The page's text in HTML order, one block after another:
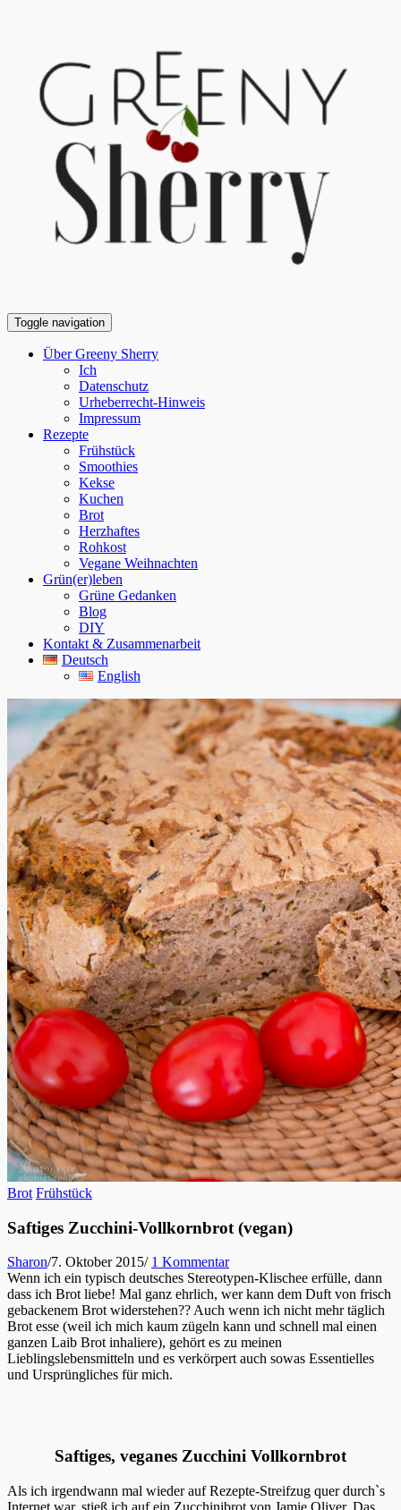
Toggle navigation
Über Greeny Sherry
Ich
Datenschutz
Urheberrecht-Hinweis
Impressum
Rezepte
Frühstück
Smoothies
Kekse
Kuchen
Brot
Herzhaftes
Rohkost
Vegane Weihnachten
Grün(er)leben
Grüne Gedanken
Blog
DIY
Kontakt & Zusammenarbeit
Deutsch
English
Brot Frühstück
Saftiges Zucchini-Vollkornbrot (vegan)
Sharon/7. Oktober 2015/ 1 Kommentar
Wenn ich ein typisch deutsches Stereotypen-Klischee erfülle, dann
dass ich Brot liebe! Mal ganz ehrlich, wer kann dem Duft von frisch
gebackenem Brot widerstehen?? Auch wenn ich nicht mehr täglich
Brot esse (weil ich mich kaum zügeln kann und schnell mal einen
ganzen Laib Brot inhaliere), gehört es zu meinen
Lieblingslebensmitteln und es verkörpert auch sowas Essentielles
und Ursprüngliches für mich.
Saftiges, veganes Zucchini Vollkornbrot
Als ich irgendwann mal wieder auf Rezepte-Streifzug quer durch`s
Internet war, stieß ich auf ein Zucchinibrot von Jamie Oliver. Das